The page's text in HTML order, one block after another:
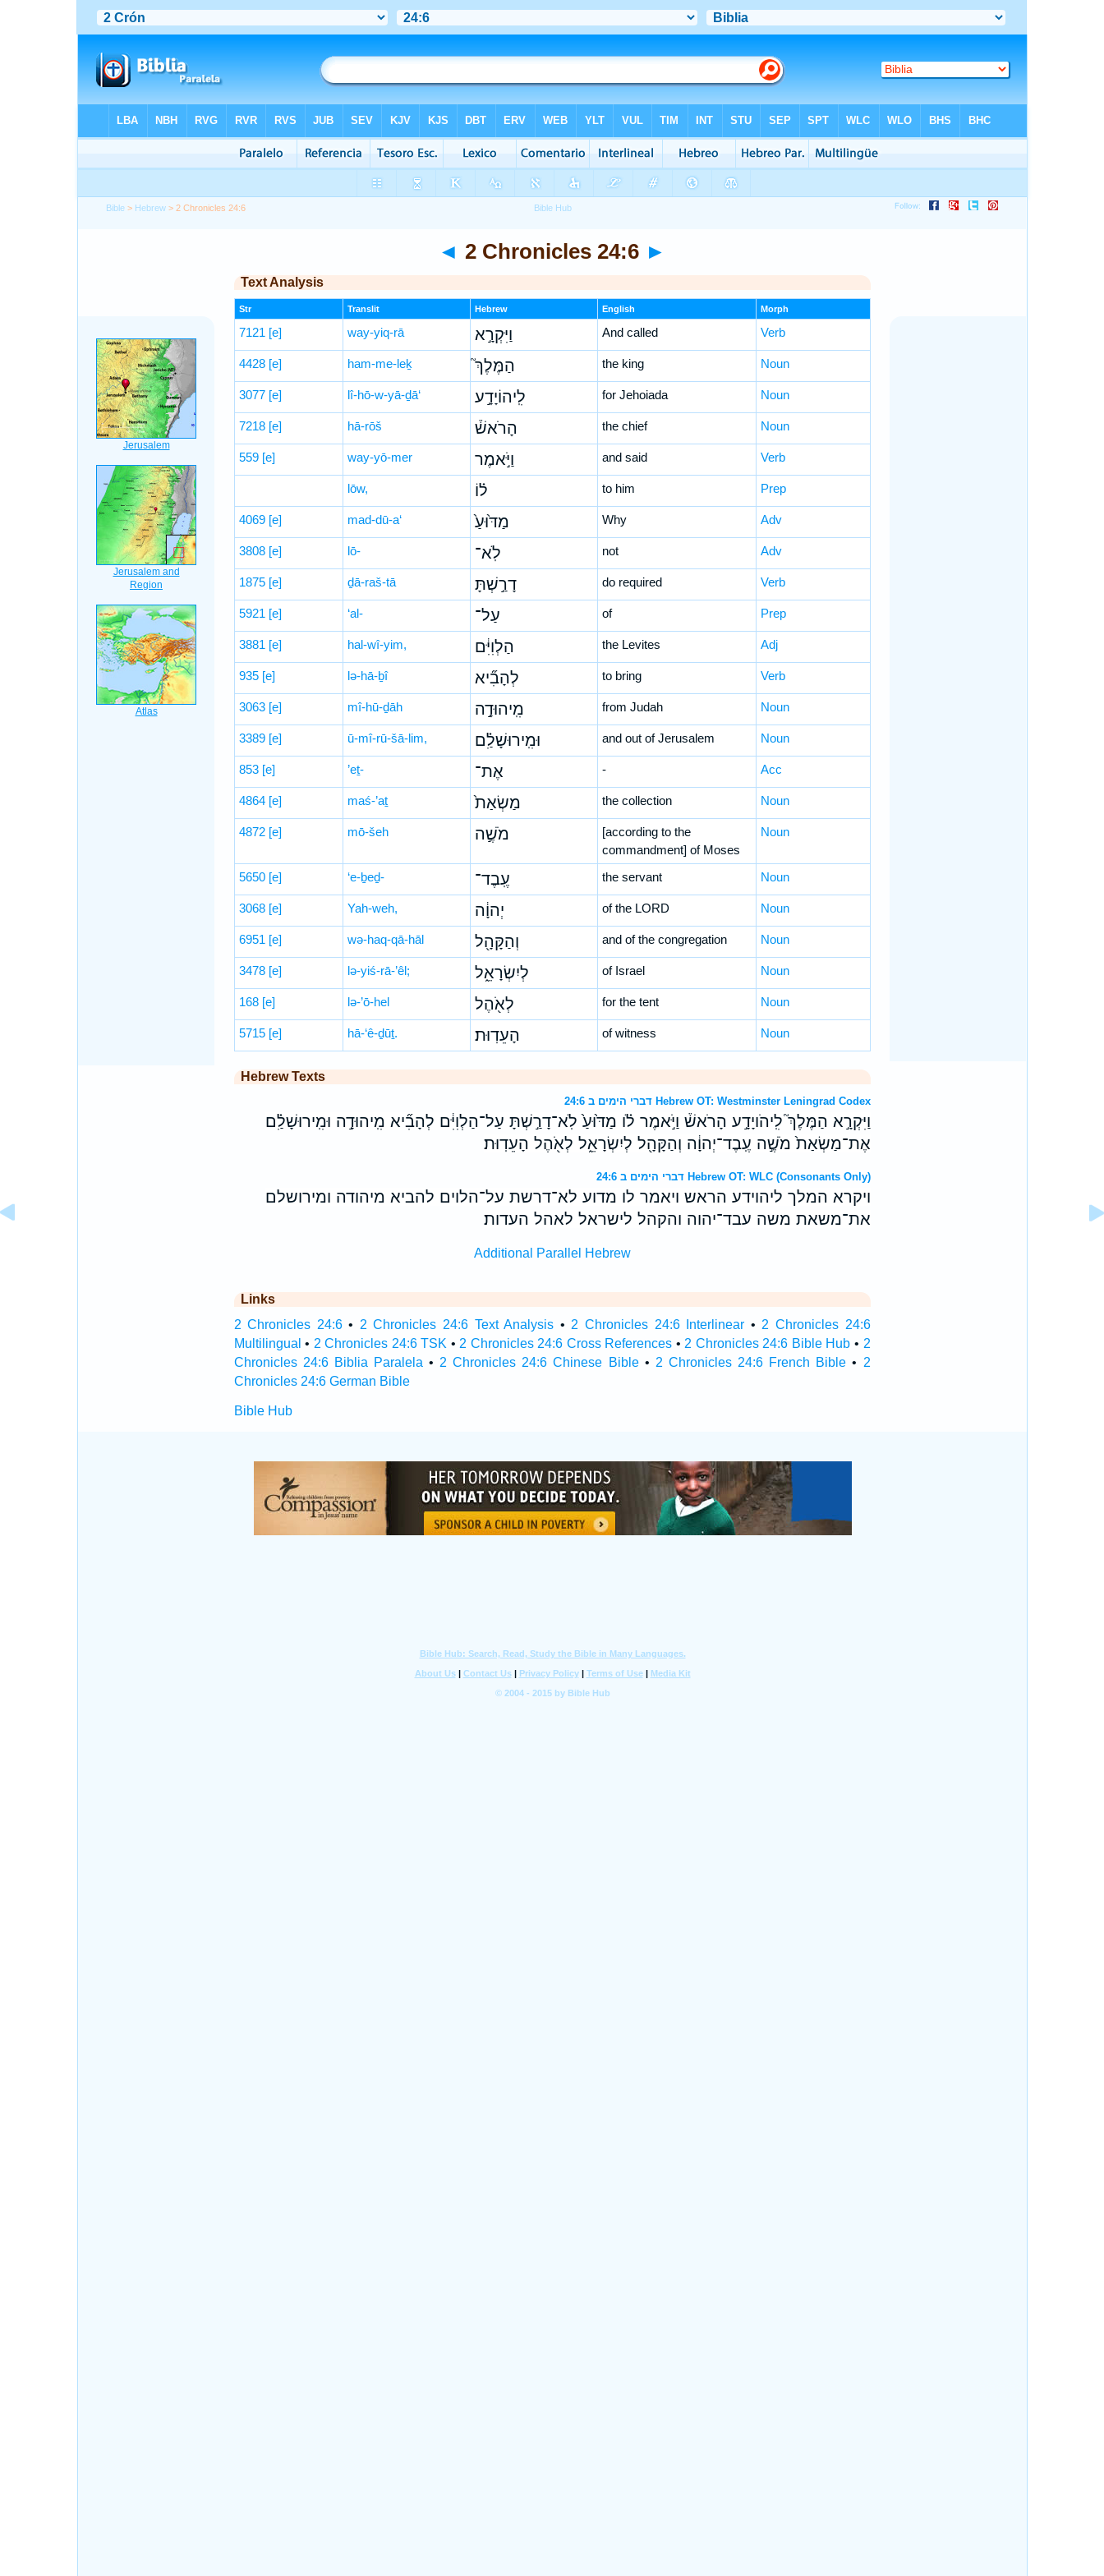
Bible > Hebrew > 2 Chronicles 24:6
◄ 2 Chronicles 24:6 ►
Text Analysis
Str Translit Hebrew English Morph
7121 [e] way-yiq-rā וַיִּקְרָ֣א And called Verb
4428 [e] ham-me-leḵ הַמֶּלֶךְ֮ the king Noun
3077 [e] lî-hō-w-yā-ḏā‘ לִֽיהוֹיָדָ֣ע for Jehoiada Noun
7218 [e] hā-rōš הָרֹאשׁ֒ the chief Noun
559 [e] way-yō-mer וַיֹּ֣אמֶר and said Verb
lōw, ל֗וֹ to him Prep
4069 [e] mad-dū-a‘ מַדּ֙וּעַ֙ Why Adv
3808 [e] lō- לֹֽא־ not Adv
1875 [e] ḏā-raš-tā דָרַ֣שְׁתָּ do required Verb
5921 [e] ‘al- עַל־ of Prep
3881 [e] hal-wî-yim, הַלְוִיִּ֔ם the Levites Adj
935 [e] lə-hā-ḇî לְהָבִ֞יא to bring Verb
3063 [e] mî-hū-ḏāh מִֽיהוּדָ֣ה from Judah Noun
3389 [e] ū-mî-rū-šā-lim, וּמִֽירוּשָׁלִַ֗ם and out of Jerusalem Noun
853 [e] ’eṯ- אֶת־ - Acc
4864 [e] maś-’aṯ מַשְׂאַת֙ the collection Noun
4872 [e] mō-šeh מֹשֶׁ֣ה
[according to the
commandment] of Moses
Noun
5650 [e] ‘e-ḇeḏ- עֶֽבֶד־ the servant Noun
3068 [e] Yah-weh, יְהוָ֔ה of the LORD Noun
6951 [e] wə-haq-qā-hāl וְהַקָּהָ֖ל and of the congregation Noun
3478 [e] lə-yiś-rā-’êl; לְיִשְׂרָאֵ֑ל of Israel Noun
168 [e] lə-’ō-hel לְאֹ֖הֶל for the tent Noun
5715 [e] hā-‘ê-ḏūṯ. הָעֵדֽוּת׃ of witness Noun
Hebrew Texts
דברי הימים ב 24:6 Hebrew OT: Westminster Leningrad Codex
וַיִּקְרָ֣א הַמֶּלֶךְ֮ לִֽיהֹויָדָ֣ע הָרֹאשׁ֒ וַיֹּ֣אמֶר לֹ֗ו מַדּ֙וּעַ֙ לֹֽא־דָרַ֣שְׁתָּ עַל־הַלְוִיִּ֔ם לְהָבִ֞יא מִֽיהוּדָ֣ה וּמִֽירוּשָׁלִַ֗ם
אֶת־מַשְׂאַת֙ מֹשֶׁ֣ה עֶֽבֶד־יְהוָ֔ה וְהַקָּהָ֖ל לְיִשְׂרָאֵ֑ל לְאֹ֖הֶל הָעֵדֽוּת׃
דברי הימים ב 24:6 Hebrew OT: WLC (Consonants Only)
ויקרא המלך ליהוידע הראש ויאמר לו מדוע לא־דרשת על־הלוים להביא מיהודה ומירושלם
את־משאת משה עבד־יהוה והקהל לישראל לאהל העדות׃
Additional Parallel Hebrew
Links
2 Chronicles 24:6• 2 Chronicles 24:6 Text Analysis • 2 Chronicles 24:6 Interlinear • 2 Chronicles 24:6
Multilingual • 2 Chronicles 24:6 TSK • 2 Chronicles 24:6 Cross References • 2 Chronicles 24:6 Bible Hub • 2
Chronicles 24:6 Biblia Paralela • 2 Chronicles 24:6 Chinese Bible• 2 Chronicles 24:6 French Bible • 2
Chronicles 24:6 German Bible
Bible Hub